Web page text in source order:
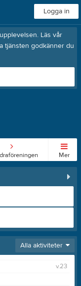
Logga in
Läs vår
tjänsten godkänner du
Mer
Alla aktiviteter
v.23